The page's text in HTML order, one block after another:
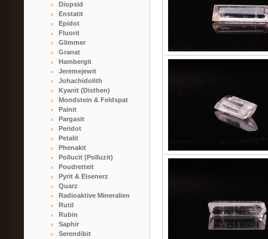
Diopsid
Enstatit
Epidot
Fluorit
Glimmer
Granat
Hambergit
Jeremejewit
Johachidolith
Kyanit (Disthen)
Mondstein & Feldspat
Painit
Pargasit
Peridot
Petalit
Phenakit
Pollucit (Polluzit)
Poudretteit
Pyrit & Eisenerz
Quarz
Radioaktive Mineralien
Rutil
Rubin
Saphir
Serendibit